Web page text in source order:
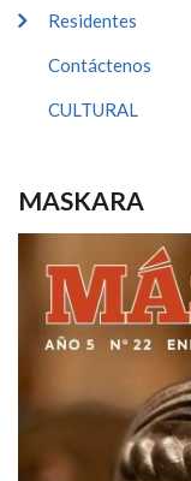
Residentes
Contáctenos
CULTURAL
MASKARA